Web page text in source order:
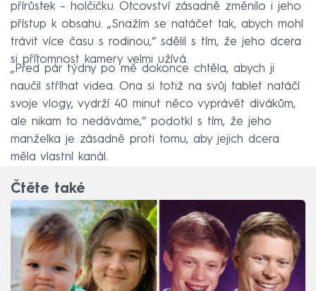
přírůstek – holčičku. Otcovství zásadně změnilo i jeho
přístup k obsahu. „Snažím se natáčet tak, abych mohl
trávit více času s rodinou,“ sdělil s tím, že jeho dcera
si přítomnost kamery velmi užívá.
„Před pár týdny po mě dokonce chtěla, abych ji
naučil stříhat videa. Ona si totiž na svůj tablet natáčí
svoje vlogy, vydrží 40 minut něco vyprávět divákům,
ale nikam to nedáváme,“ podotkl s tím, že jeho
manželka je zásadně proti tomu, aby jejich dcera
měla vlastní kanál.
Čtěte také